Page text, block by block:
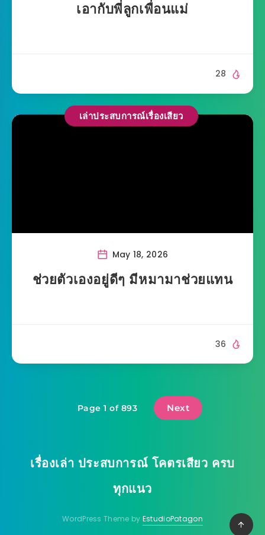
เอากับพี่ลูกเพื่อนแม่
28
เล่าประสบการณ์เรื่องเสียว
May 18, 2026
ช่วยตัวเองอยู่ดีๆ มีหมามาช่วยแทน
36
Page 1 of 893 Next
เรื่องเล่า ประสบการณ์ โคตรเสียว ครบ
ทุกแนว
WordPress Theme by EstudioPatagon